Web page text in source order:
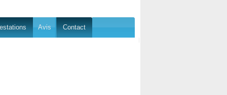
Avis Contact